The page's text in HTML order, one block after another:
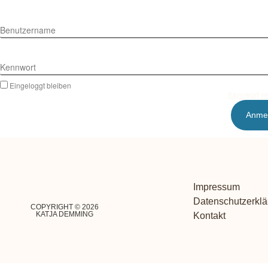
Benutzername
Kennwort
Eingeloggt bleiben
COPYRIGHT © 2026
KATJA DEMMING
Impressum
Kontakt